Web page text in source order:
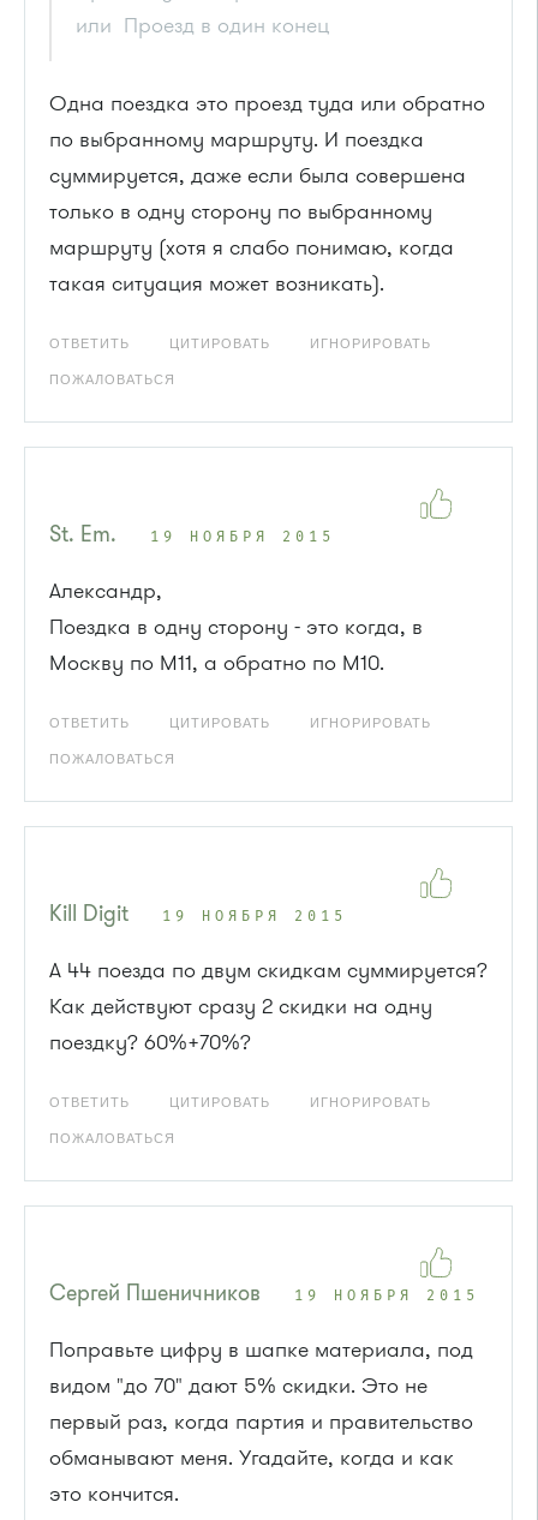
или Проезд в один конец
Одна поездка это проезд туда или обратно
по выбранному маршруту. И поездка
суммируется, даже если была совершена
только в одну сторону по выбранному
маршруту (хотя я слабо понимаю, когда
такая ситуация может возникать).
ОТВЕТИТЬ ЦИТИРОВАТЬ ИГНОРИРОВАТЬ
ПОЖАЛОВАТЬСЯ
St. Em. 19 НОЯБРЯ 2015
Александр,
Поездка в одну сторону - это когда, в
Москву по М11, а обратно по М10.
ОТВЕТИТЬ ЦИТИРОВАТЬ ИГНОРИРОВАТЬ
ПОЖАЛОВАТЬСЯ
Kill Digit 19 НОЯБРЯ 2015
А 44 поезда по двум скидкам суммируется?
Как действуют сразу 2 скидки на одну
поездку? 60%+70%?
ОТВЕТИТЬ ЦИТИРОВАТЬ ИГНОРИРОВАТЬ
ПОЖАЛОВАТЬСЯ
Сергей Пшеничников 19 НОЯБРЯ 2015
Поправьте цифру в шапке материала, под
видом "до 70" дают 5% скидки. Это не
первый раз, когда партия и правительство
обманывают меня. Угадайте, когда и как
это кончится.